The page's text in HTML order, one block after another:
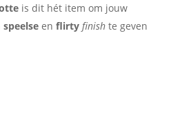
is dit hét item om jouw
speelseen flirty finishte geven